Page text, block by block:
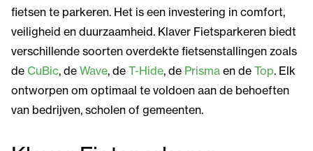
fietsen te parkeren. Het is een investering in comfort,
veiligheid en duurzaamheid. Klaver Fietsparkeren biedt
verschillende soorten overdekte fietsenstallingen zoals
de CuBic, de Wave, de T-Hide, de Prisma en de Top. Elk
ontworpen om optimaal te voldoen aan de behoeften
van bedrijven, scholen of gemeenten.